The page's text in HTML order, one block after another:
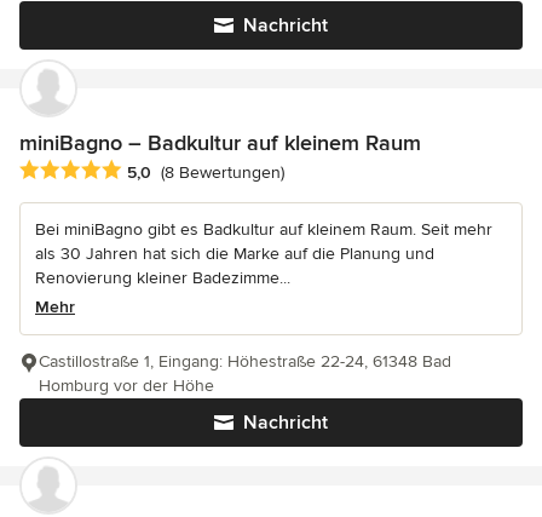
Nachricht
miniBagno – Badkultur auf kleinem Raum
Durchschnittliche Bewertung: 5 von 5 Sternen
5,0 (8 Bewertungen)
Bei miniBagno gibt es Badkultur auf kleinem Raum. Seit mehr
als 30 Jahren hat sich die Marke auf die Planung und
Renovierung kleiner Badezimme...
Mehr
Nachricht
Castillostraße 1, Eingang: Höhestraße 22-24, 61348 Bad
Homburg vor der Höhe